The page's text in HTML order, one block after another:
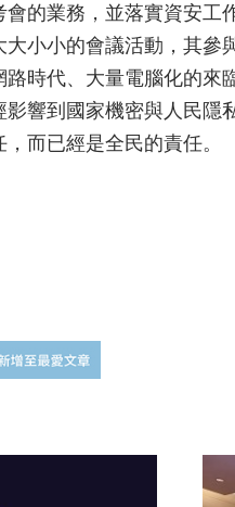
的業務，並落實資安工
小小的會議活動，其參
時代、大量電腦化的來
響到國家機密與人民隱
而已經是全民的責任。